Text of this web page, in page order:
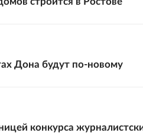
Дона будут по-новому
конкурса